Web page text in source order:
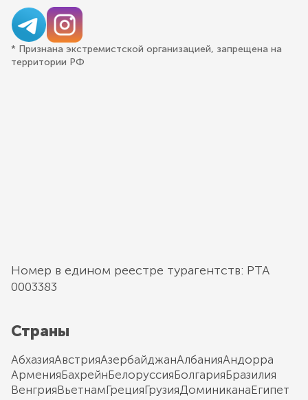
* Признана экстремистской организацией, запрещена на
территории РФ
Номер в едином реестре турагентств: РТА
0003383
Страны
АбхазияАвстрияАзербайджанАлбанияАндорра
АрменияБахрейнБелоруссияБолгарияБразилия
ВенгрияВьетнамГрецияГрузияДоминиканаЕгипет